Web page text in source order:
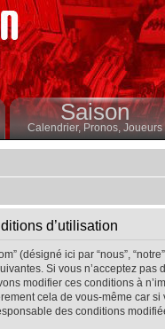
Saison
Calendrier,Pronos, Joueurs
d’utilisation
(désigné ici par “nous”,
Si vous n’acceptez
modifier ces conditions à
cela de vous-même car
des conditions